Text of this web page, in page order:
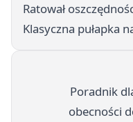
Ratował
Klasyczna pułapka
Poradnik
obecności